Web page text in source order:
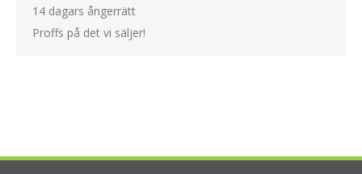
14 dagars ångerrätt
Proffs på det vi säljer!